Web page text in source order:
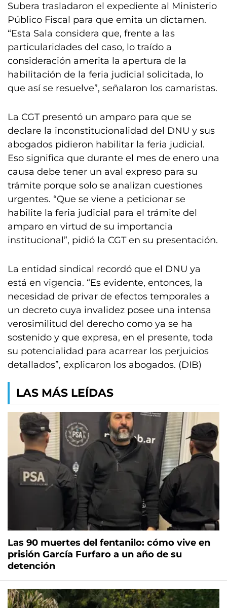
Subera trasladaron el expediente al Ministerio
Público Fiscal para que emita un dictamen.
“Esta Sala considera que, frente a las
particularidades del caso, lo traído a
consideración amerita la apertura de la
habilitación de la feria judicial solicitada, lo
que así se resuelve”, señalaron los camaristas.
La CGT presentó un amparo para que se
declare la inconstitucionalidad del DNU y sus
abogados pidieron habilitar la feria judicial.
Eso significa que durante el mes de enero una
causa debe tener un aval expreso para su
trámite porque solo se analizan cuestiones
urgentes. “Que se viene a peticionar se
habilite la feria judicial para el trámite del
amparo en virtud de su importancia
institucional”, pidió la CGT en su presentación.
La entidad sindical recordó que el DNU ya
está en vigencia. “Es evidente, entonces, la
necesidad de privar de efectos temporales a
un decreto cuya invalidez posee una intensa
verosimilitud del derecho como ya se ha
sostenido y que expresa, en el presente, toda
su potencialidad para acarrear los perjuicios
detallados”, explicaron los abogados. (DIB)
LAS MÁS LEÍDAS
Las 90 muertes del fentanilo: cómo vive en
prisión García Furfaro a un año de su
detención